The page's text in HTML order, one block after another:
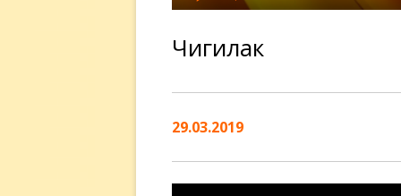
Чигилак
29.03.2019